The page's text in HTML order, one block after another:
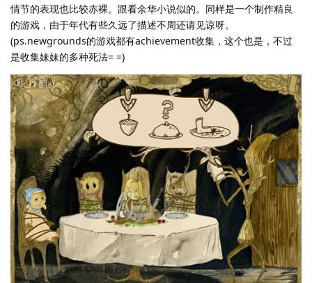
情节的表现也比较赤裸。跟看余华小说似的。同样是一个制作精良
的游戏，由于年代有些久远了描述不周还请见谅呀。
(ps.newgrounds的游戏都有achievement收集，这个也是，不过
是收集妹妹的多种死法= =)